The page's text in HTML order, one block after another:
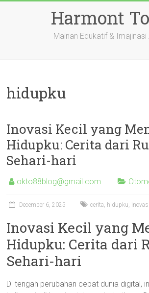
Harmont
Mainan Edukatif & Imajinasi
hidupku
Inovasi Kecil yang
Hidupku: Cerita dari
Sehari-hari
okto88blog@gmail.com
December 6, 2025 cerita, hidupku, inovasi
Inovasi Kecil yang
Hidupku: Cerita dari
Sehari-hari
Di tengah perubahan cepat dunia digital,